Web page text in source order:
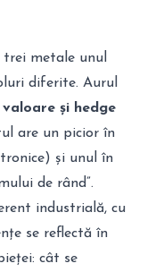
trei metale unul
diferite. Aurul
și hedge
are un picior în
și unul în
de rând”.
industrială, cu
se reflectă în
cât se